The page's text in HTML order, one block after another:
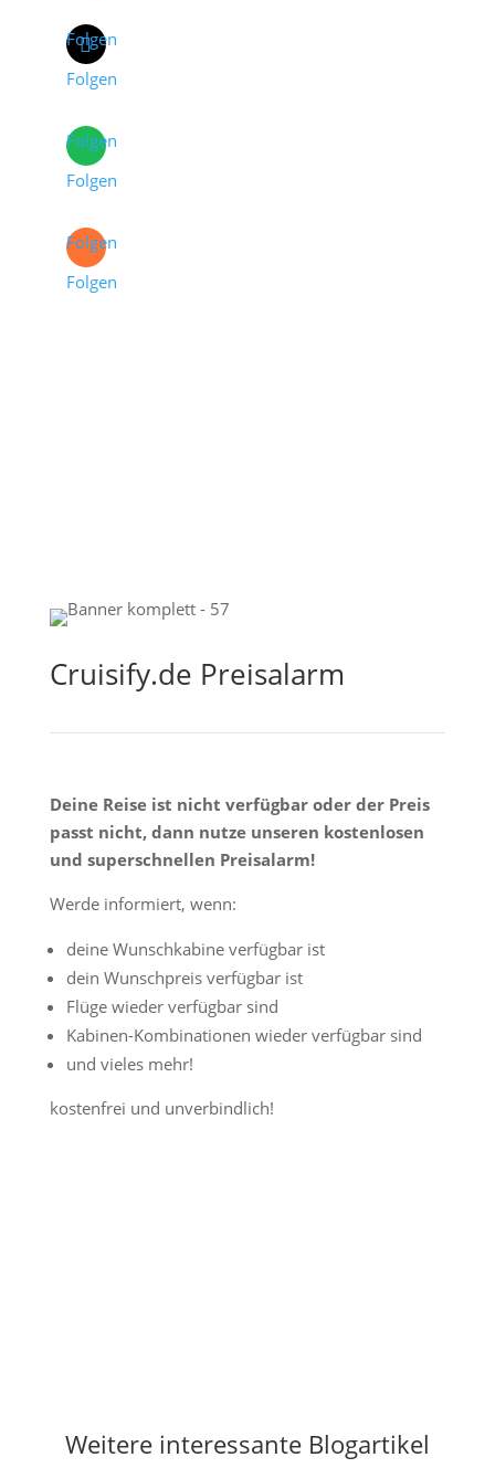
Folgen
Folgen
Folgen
Folgen
Folgen
Folgen
Cruisify.de Preisalarm
Deine Reise ist nicht verfügbar oder der Preis
passt nicht, dann nutze unseren kostenlosen
und superschnellen Preisalarm!
Werde informiert, wenn:
deine Wunschkabine verfügbar ist
dein Wunschpreis verfügbar ist
Flüge wieder verfügbar sind
Kabinen-Kombinationen wieder verfügbar sind
und vieles mehr!
kostenfrei und unverbindlich!
Weitere interessante Blogartikel